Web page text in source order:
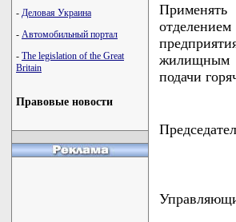
- Деловая Украина
- Автомобильный портал
- The legislation of the Great
Britain
Правовые новости
жилищным
подачи